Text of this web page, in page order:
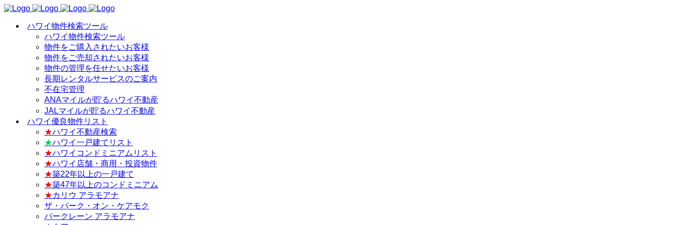
ハワイ物件検索ツール
ハワイ物件検索ツール
物件をご購入されたいお客様
物件をご売却されたいお客様
物件の管理を任せたいお客様
長期レンタルサービスのご案内
不在宅管理
ANAマイルが貯るハワイ不動産
JALマイルが貯るハワイ不動産
ハワイ優良物件リスト
★ハワイ不動産検索
★ハワイ一戸建てリスト
★ハワイコンドミニアムリスト
★ハワイ店舗・商用・投資物件
★築22年以上の一戸建て
★築47年以上のコンドミニアム
★カリウ アラモアナ
ザ・パーク・オン・ケアモク
パークレーン アラモアナ